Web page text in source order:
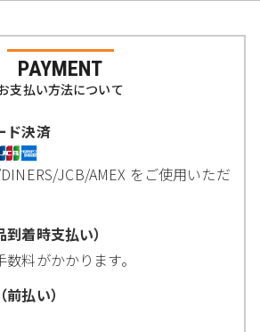
PAYMENT
支払い方法について
ド決済
JCB/AMEX をご使用いただ
着時支払い）
料がかかります。
払い）